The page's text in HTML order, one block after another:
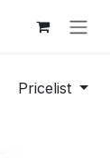
Pricelist